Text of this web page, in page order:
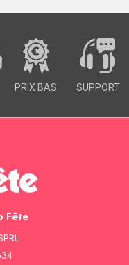
PRIX BAS SUPPORT
Fête